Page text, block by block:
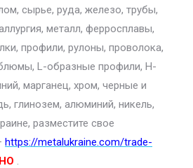
сырье, руда, железо, трубы,
металл, ферросплавы,
профили, рулоны, проволока,
L-образные профили, H-
марганец, хром, черные и
глинозем, алюминий, никель,
разместите свое
https://metalukraine.com/trade-
.